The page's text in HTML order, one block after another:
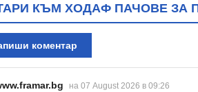
КЪМ ХОДАФ ПАЧОВЕ ЗА
коментар
на 07 August 2026 в 09:26